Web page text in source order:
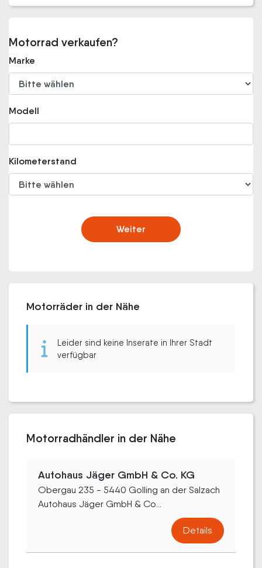
Motorrad verkaufen?
Marke
Modell
Kilometerstand
Weiter
Motorräder in der Nähe
Leider sind keine Inserate in Ihrer Stadt
verfügbar
Motorradhändler in der Nähe
Autohaus Jäger GmbH & Co. KG
Obergau 235 - 5440 Golling an der Salzach
Autohaus Jäger GmbH & Co...
Details